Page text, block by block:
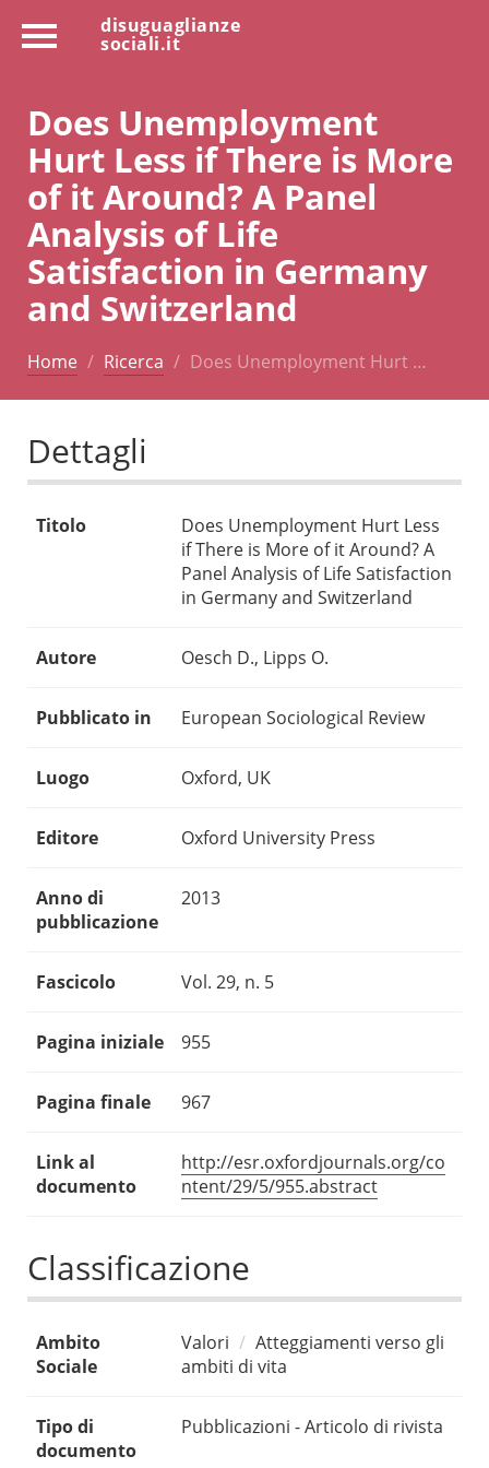
disuguaglianze
sociali.it
Does Unemployment
Hurt Less if There is More
of it Around? A Panel
Analysis of Life
Satisfaction in Germany
and Switzerland
Home Ricerca Does Unemployment Hurt …
Dettagli
Titolo
Does Unemployment Hurt Less
if There is More of it Around? A
Panel Analysis of Life Satisfaction
in Germany and Switzerland
Autore Oesch D., Lipps O.
Pubblicato in European Sociological Review
Luogo Oxford, UK
Editore Oxford University Press
Anno di
pubblicazione
2013
Fascicolo Vol. 29, n. 5
Pagina iniziale 955
Pagina finale 967
Link al
documento
http://esr.oxfordjournals.org/co
ntent/29/5/955.abstract
Classificazione
Ambito
Sociale
Valori
Atteggiamenti verso gli
ambiti di vita
Tipo di
documento
Pubblicazioni - Articolo di rivista